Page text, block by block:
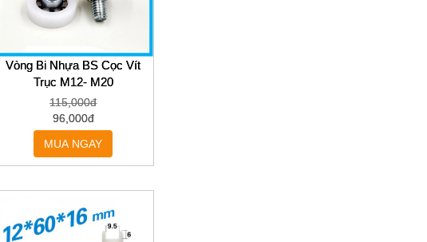
Vòng Bi Nhựa BS Cọc Vít
Trục M12- M20
115,000đ
96,000đ
MUA NGAY